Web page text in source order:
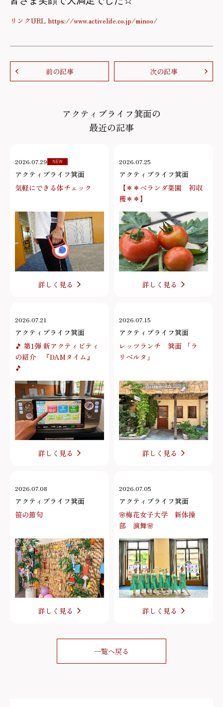
リンクURL https://www.activelife.co.jp/minoo/
前の記事 次の記事
アクティブライフ箕面の
最近の記事
2026.07.29 NEW
アクティブライフ箕面
気軽にできる体チェック
詳しく見る
2026.07.25
アクティブライフ箕面
【＊＊ベランダ菜園 初収
穫＊＊】
詳しく見る
2026.07.21
アクティブライフ箕面
🎵 第1弾 新アクティビティ
の紹介 『DAMタイム』
🎵
詳しく見る
2026.07.15
アクティブライフ箕面
レッツランチ 箕面 「ラ
リベルタ」
詳しく見る
2026.07.08
アクティブライフ箕面
笹の節句
詳しく見る
2026.07.05
アクティブライフ箕面
🌸梅花女子大学 新体操
部 演舞🌸
詳しく見る
一覧へ戻る